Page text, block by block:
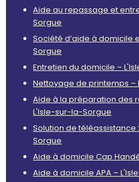
Aide au repassage et
Sorgue
Société d’aide à domicile
Sorgue
Entretien du domicile –
Nettoyage de printemps
Aide à la préparation des
L'Isle-sur-la-Sorgue
Solution de
Sorgue
Aide à domicile Cap
Aide à domicile APA –